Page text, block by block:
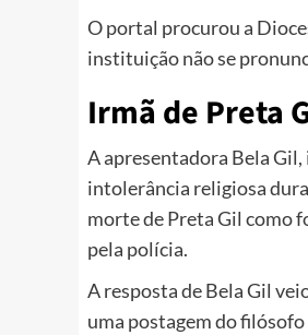
O portal procurou a
instituição não se
Irmã de Preta
A apresentadora Bela
intolerância religiosa
morte de Preta Gil como
pela polícia.
A resposta de Bela Gil
uma postagem do